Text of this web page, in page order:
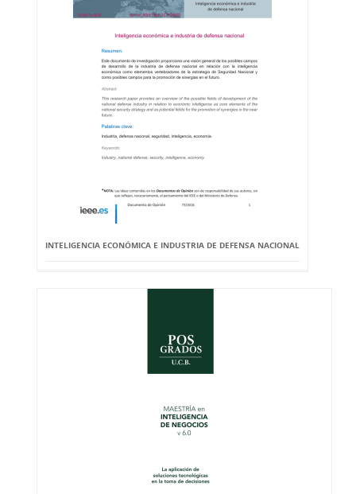
INTELIGENCIA ECONÓMICA E INDUSTRIA DE DEFENSA NACIONAL